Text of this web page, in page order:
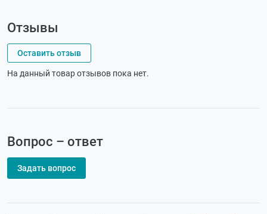
Отзывы
Оставить отзыв
На данный товар отзывов пока нет.
Вопрос – ответ
Задать вопрос